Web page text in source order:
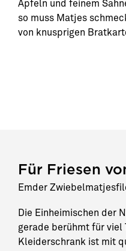
Äpfeln und feinem
so muss Matjes
von knusprigen
Für Friesen
Emder
Die Einheimischen der
gerade berühmt für viel
Kleiderschrank ist mit